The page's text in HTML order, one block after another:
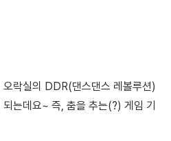
락실의 DDR(댄스댄스 레볼루션)
되는데요~ 즉, 춤을 추는(?) 게임 기